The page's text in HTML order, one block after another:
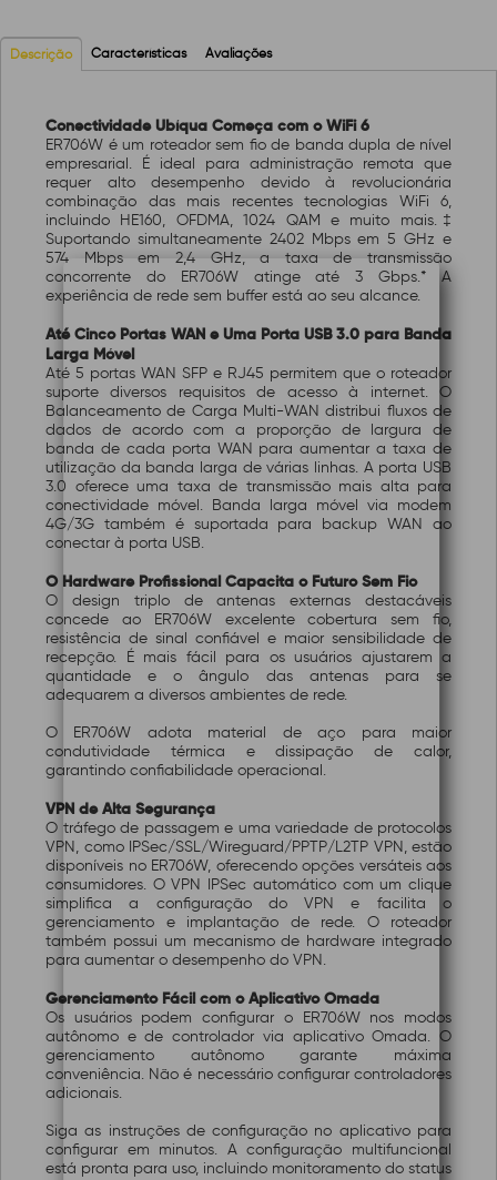
Descrição Características Avaliações
Conectividade Ubíqua Começa com o WiFi 6
ER706W é um roteador sem fio de banda dupla de nível
empresarial. É ideal para administração remota que
requer alto desempenho devido à revolucionária
combinação das mais recentes tecnologias WiFi 6,
incluindo HE160, OFDMA, 1024 QAM e muito mais.‡
Suportando simultaneamente 2402 Mbps em 5 GHz e
574 Mbps em 2,4 GHz, a taxa de transmissão
concorrente do ER706W atinge até 3 Gbps.* A
experiência de rede sem buffer está ao seu alcance.
Até Cinco Portas WAN e Uma Porta USB 3.0 para Banda
Larga Móvel
Até 5 portas WAN SFP e RJ45 permitem que o roteador
suporte diversos requisitos de acesso à internet. O
Balanceamento de Carga Multi-WAN distribui fluxos de
dados de acordo com a proporção de largura de
banda de cada porta WAN para aumentar a taxa de
utilização da banda larga de várias linhas. A porta USB
3.0 oferece uma taxa de transmissão mais alta para
conectividade móvel. Banda larga móvel via modem
4G/3G também é suportada para backup WAN ao
conectar à porta USB.
O Hardware Profissional Capacita o Futuro Sem Fio
O design triplo de antenas externas destacáveis
concede ao ER706W excelente cobertura sem fio,
resistência de sinal confiável e maior sensibilidade de
recepção. É mais fácil para os usuários ajustarem a
quantidade e o ângulo das antenas para se
adequarem a diversos ambientes de rede.
O ER706W adota material de aço para maior
condutividade térmica e dissipação de calor,
garantindo confiabilidade operacional.
VPN de Alta Segurança
O tráfego de passagem e uma variedade de protocolos
VPN, como IPSec/SSL/Wireguard/PPTP/L2TP VPN, estão
disponíveis no ER706W, oferecendo opções versáteis aos
consumidores. O VPN IPSec automático com um clique
simplifica a configuração do VPN e facilita o
gerenciamento e implantação de rede. O roteador
também possui um mecanismo de hardware integrado
para aumentar o desempenho do VPN.
Gerenciamento Fácil com o Aplicativo Omada
Os usuários podem configurar o ER706W nos modos
autônomo e de controlador via aplicativo Omada. O
gerenciamento autônomo garante máxima
conveniência. Não é necessário configurar controladores
adicionais.
Siga as instruções de configuração no aplicativo para
configurar em minutos. A configuração multifuncional
está pronta para uso, incluindo monitoramento do status